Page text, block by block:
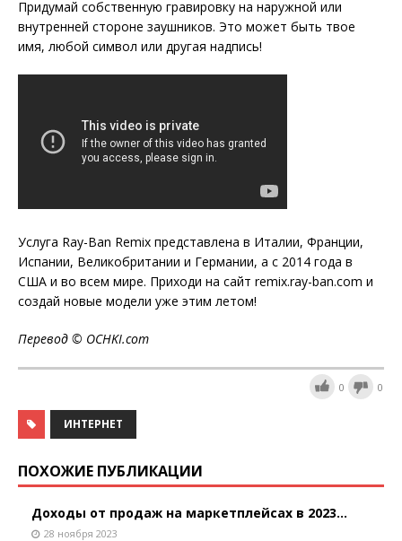
Придумай собственную гравировку на наружной или
внутренней стороне заушников. Это может быть твое
имя, любой символ или другая надпись!
Услуга Ray-Ban Remix представлена в Италии, Франции,
Испании, Великобритании и Германии, а с 2014 года в
США и во всем мире. Приходи на сайт remix.ray-ban.com и
создай новые модели уже этим летом!
Перевод © OCHKI.com
0 0
ИНТЕРНЕТ
ПОХОЖИЕ ПУБЛИКАЦИИ
Доходы от продаж на маркетплейсах в 2023...
28 ноября 2023